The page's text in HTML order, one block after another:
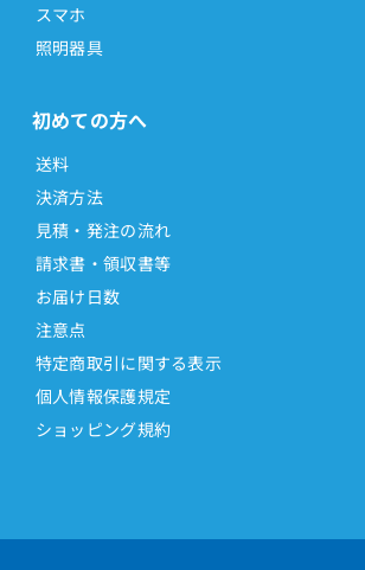
スマホ
照明器具
初めての方へ
送料
決済方法
見積・発注の流れ
請求書・領収書等
お届け日数
注意点
特定商取引に関する表示
個人情報保護規定
ショッピング規約